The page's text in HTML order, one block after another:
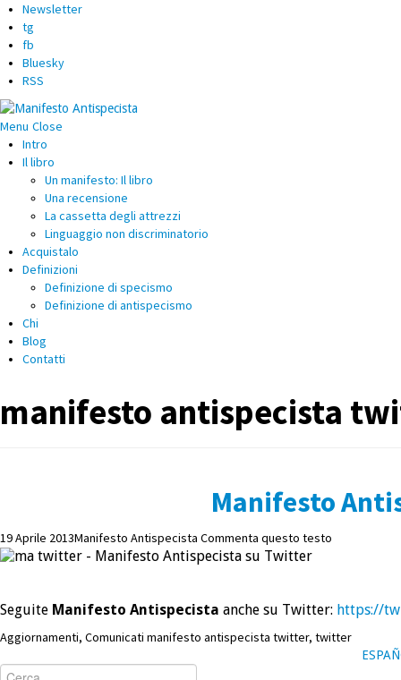
Newsletter
tg
fb
Bluesky
RSS
Menu Close
Intro
Il libro
Un manifesto: Il libro
Una recensione
La cassetta degli attrezzi
Linguaggio non discriminatorio
Acquistalo
Definizioni
Definizione di specismo
Definizione di antispecismo
Chi
Blog
Contatti
manifesto antispecista
Manifesto
19 Aprile 2013Manifesto Antispecista Commenta questo testo
Seguite Manifesto Antispecista anche su Twitter: https://
Aggiornamenti, Comunicati manifesto antispecista twitter, twitter
Cerca